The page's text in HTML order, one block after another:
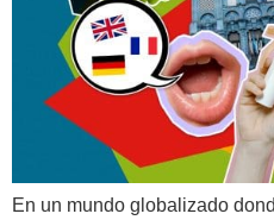
En un mundo globalizado